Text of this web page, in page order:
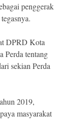
penggerak
DPRD Kota
Perda tentang
sekian Perda
2019,
masyarakat